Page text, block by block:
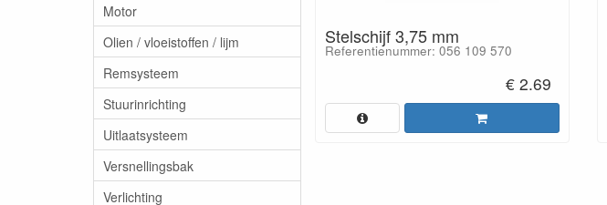
Stelschijf 3,75 mm
Referentienummer: 056 109 570
€ 2.69
Motor
Olien / vloeistoffen / lijm
Remsysteem
Stuurinrichting
Uitlaatsysteem
Versnellingsbak
Verlichting